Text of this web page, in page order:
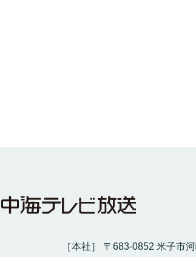
［本社］ 〒683-0852 米子市